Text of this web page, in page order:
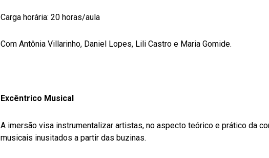
Carga horária: 20 horas/aula
Com Antônia Villarinho, Daniel Lopes, Lili Castro e Maria Gomide.
Excêntrico Musical
A imersão visa instrumentalizar artistas, no aspecto teórico e prático da
musicais inusitados a partir das buzinas.